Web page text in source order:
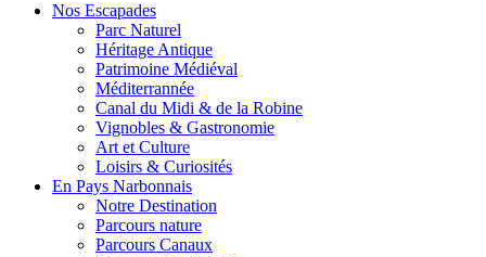
Nos Escapades
Parc Naturel
Héritage Antique
Patrimoine Médiéval
Méditerrannée
Canal du Midi & de la Robine
Vignobles & Gastronomie
Art et Culture
Loisirs & Curiosités
En Pays Narbonnais
Notre Destination
Parcours nature
Parcours Canaux